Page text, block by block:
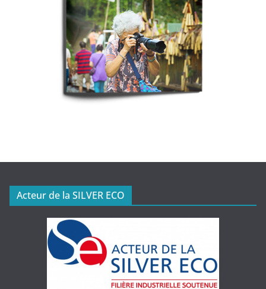
Acteur de la SILVER ECO